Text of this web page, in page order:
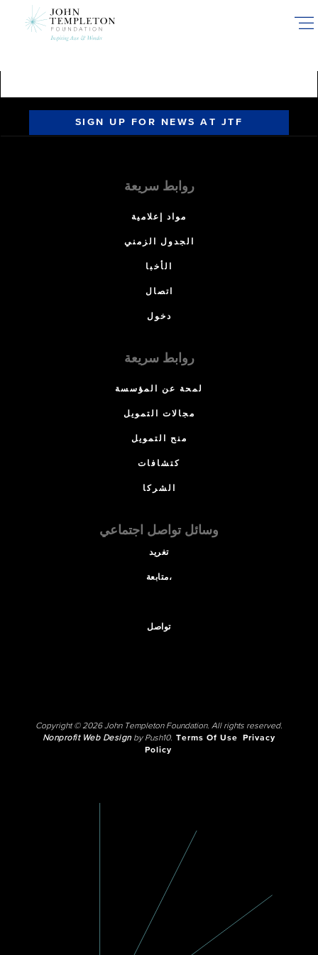
SIGN UP FOR NEWS AT JTF
روابط سريعة
مواد إعلامية
الجدول الزمني
الأخبا
اتصال
دخول
روابط سريعة
لمحة عن المؤسسة
مجالات التمويل
منح التمويل
كتشافات
الشركا
وسائل تواصل اجتماعي
تغريد
متابعة،
تواصل
Copyright © 2026 John Templeton Foundation. All rights reserved.
Nonprofit Web Designby Push10. Terms Of Use
Privacy
Policy